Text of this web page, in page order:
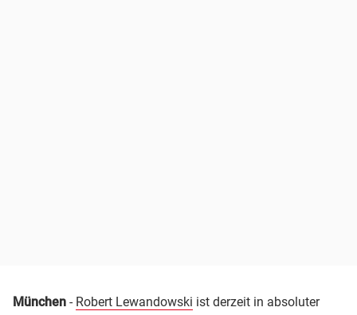
München - Robert Lewandowski ist derzeit in absoluter